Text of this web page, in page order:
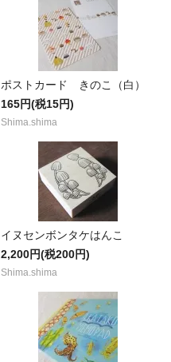
ポストカード きのこ（白）
165円(税15円)
Shima.shima
イヌセンボンタケはんこ
2,200円(税200円)
Shima.shima